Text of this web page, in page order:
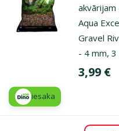
akvārijam
Aqua
Gravel
- 4 mm, 3
Cena
3,99 €
iesaka